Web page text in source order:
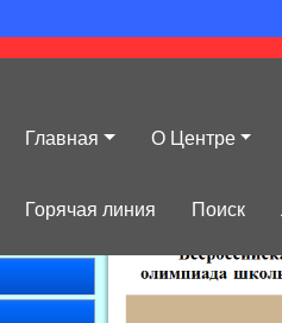
Главная О Центре
Горячая линия Поиск